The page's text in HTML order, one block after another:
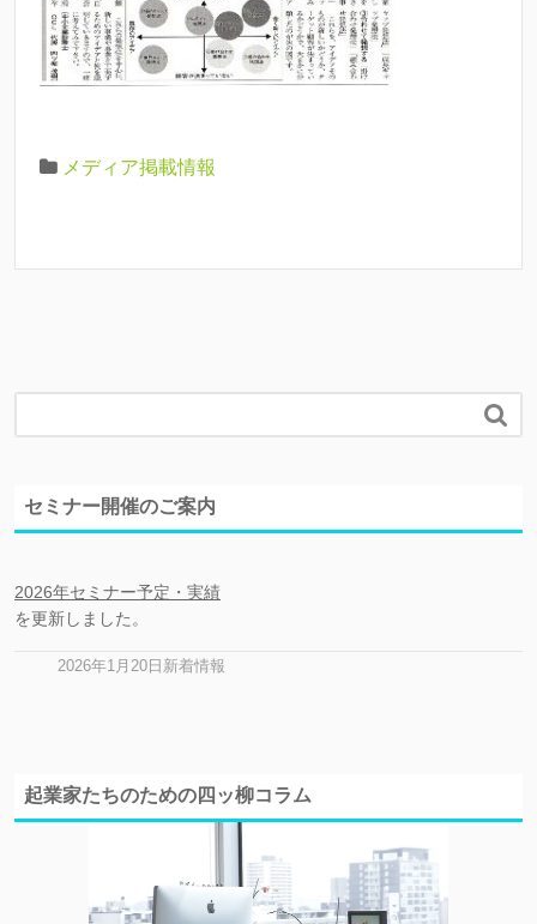
メディア掲載情報

セミナー開催のご案内
2026年セミナー予定・実績
を更新しました。
2026年1月20日新着情報
起業家たちのための四ッ柳コラム